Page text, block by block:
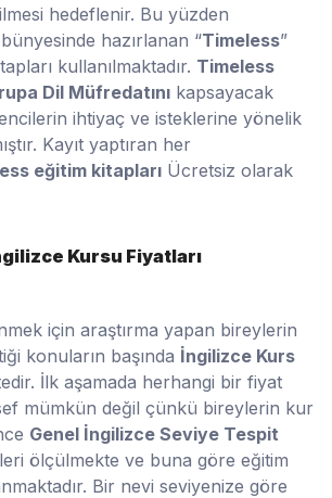
hedeflenir. Bu yüzden
hazırlanan “Timeless”
kullanılmaktadır. Timeless
Dil Müfredatını kapsayacak
ihtiyaç ve isteklerine yönelik
Kayıt yaptıran her
eğitim kitapları Ücretsiz olarak
Kursu Fiyatları
için araştırma yapan bireylerin
konuların başında İngilizce Kurs
İlk aşamada herhangi bir fiyat
mümkün değil çünkü bireylerin kur
Genel İngilizce Seviye Tespit
ölçülmekte ve buna göre eğitim
Bir nevi seviyenize göre